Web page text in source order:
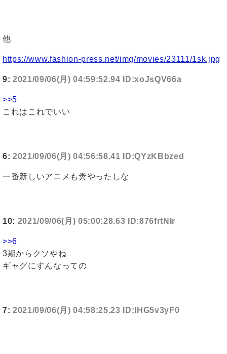
他
https://www.fashion-press.net/img/movies/23111/1sk.jpg
9: 2021/09/06(月) 04:59:52.94 ID:xoJsQV66a
>>5
これはこれでいい
6: 2021/09/06(月) 04:56:58.41 ID:QYzKBbzed
一番新しいアニメも糞やったしな
10: 2021/09/06(月) 05:00:28.63 ID:876frtNIr
>>6
3期からクソやね
ギャグにすんなっての
7: 2021/09/06(月) 04:58:25.23 ID:IHG5v3yF0